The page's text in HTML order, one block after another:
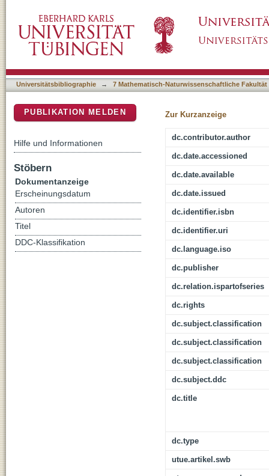
35 geografische Exkursionen im Zentrum
Universitätsbibliographie → 7 Mathematisch-Naturwissenschaftliche Fakultät
Zur Kurzanzeige
dc.contributor.author
dc.date.accessioned
dc.date.available
dc.date.issued
dc.identifier.isbn
dc.identifier.uri
dc.language.iso
dc.publisher
dc.relation.ispartofseries
dc.rights
dc.subject.classification
dc.subject.classification
dc.subject.classification
dc.subject.ddc
dc.title
dc.type
utue.artikel.swb
PUBLIKATION MELDEN
Hilfe und Informationen
Stöbern
Dokumentanzeige
Erscheinungsdatum
Autoren
Titel
DDC-Klassifikation